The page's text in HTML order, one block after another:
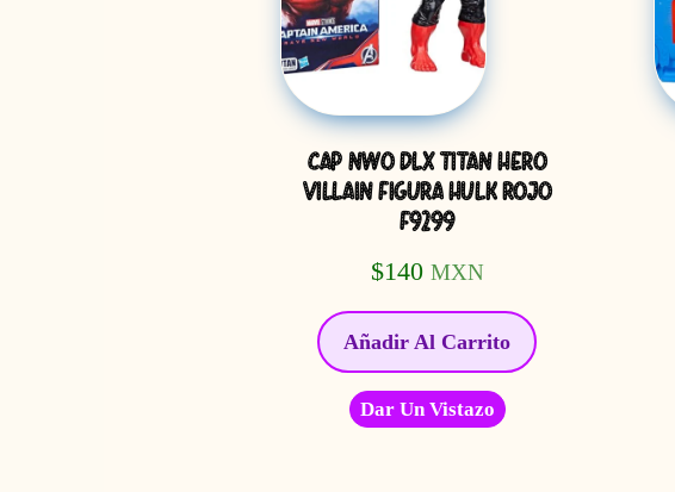
CAP NWO DLX TITAN HERO
VILLAIN FIGURA HULK ROJO
F9299
$140 MXN
Añadir Al Carrito
Dar Un Vistazo